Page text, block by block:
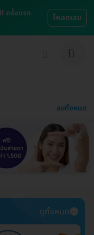
ครั้งแรก
โหลดเลย
ลบทั้งหมด
ดูทั้งหมด